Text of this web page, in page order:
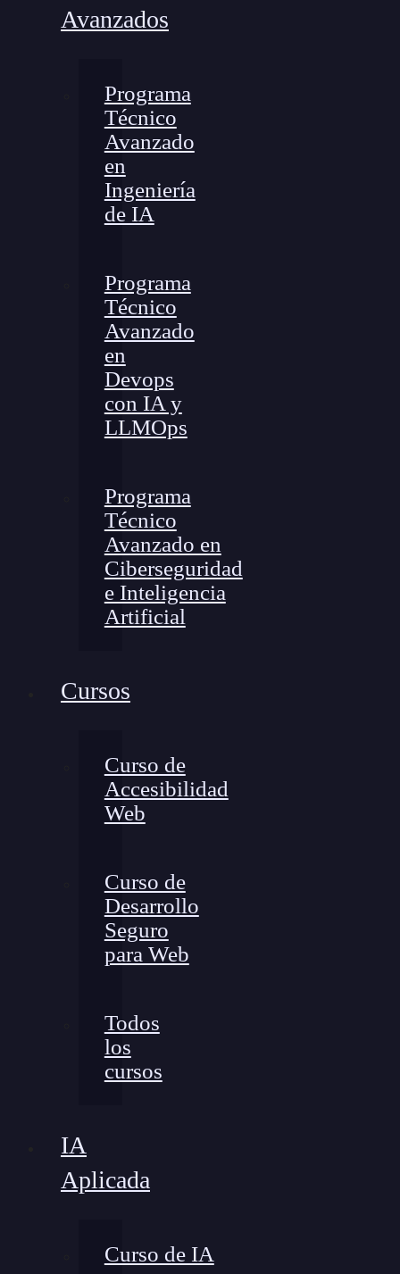
Avanzados
Programa
Técnico
Avanzado
en
Ingeniería
de IA
Programa
Técnico
Avanzado
en
Devops
con IA y
LLMOps
Programa
Técnico
Avanzado en
Ciberseguridad
e Inteligencia
Artificial
Cursos
Curso de
Accesibilidad
Web
Curso de
Desarrollo
Seguro
para Web
Todos
los
cursos
IA
Aplicada
Curso de IA